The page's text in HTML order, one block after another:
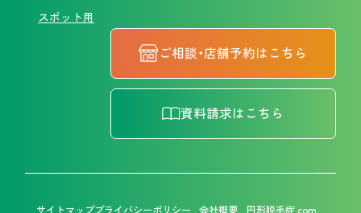
スポット用
ご相談・店舗予約はこちら
資料請求はこちら
サイトマッププライバシーポリシー 会社概要 円形脱毛症.com